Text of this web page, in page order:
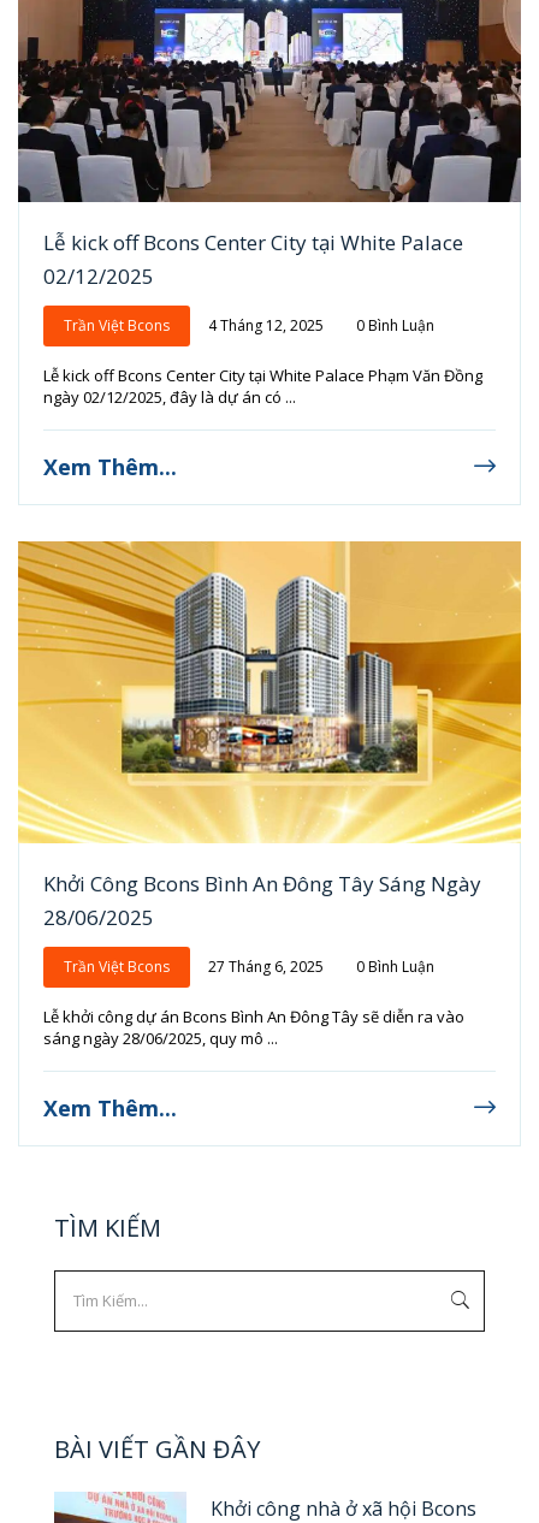
Lễ kick off Bcons Center City tại White Palace
02/12/2025
Trần Việt Bcons 4 Tháng 12, 2025 0 Bình Luận
Lễ kick off Bcons Center City tại White Palace Phạm Văn Đồng
ngày 02/12/2025, đây là dự án có ...
Xem Thêm...
Khởi Công Bcons Bình An Đông Tây Sáng Ngày
28/06/2025
Trần Việt Bcons 27 Tháng 6, 2025 0 Bình Luận
Lễ khởi công dự án Bcons Bình An Đông Tây sẽ diễn ra vào
sáng ngày 28/06/2025, quy mô ...
Xem Thêm...
TÌM KIẾM
BÀI VIẾT GẦN ĐÂY
Khởi công nhà ở xã hội Bcons